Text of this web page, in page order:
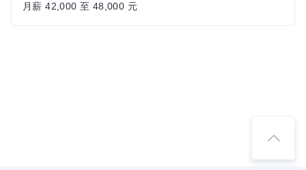
月薪 42,000 至 48,000 元